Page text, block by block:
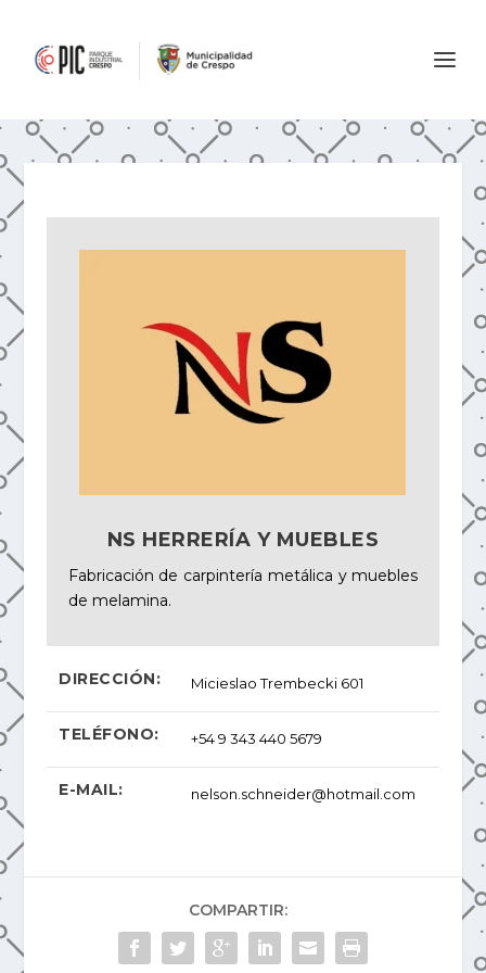
NS HERRERÍA Y MUEBLES
Fabricación de carpintería metálica y muebles
de melamina.
DIRECCIÓN: Micieslao Trembecki 601
TELÉFONO: +54 9 343 440 5679
E-MAIL: nelson.schneider@hotmail.com
COMPARTIR: